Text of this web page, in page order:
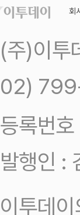
회
(주)이투
02)
등록번
발행인 :
이투데